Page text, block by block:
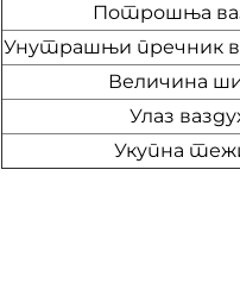
Потрошња
Унутрашњи пречник
Величина
Улаз
Укупна